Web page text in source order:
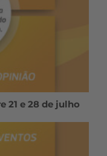
21 e 28 de julho